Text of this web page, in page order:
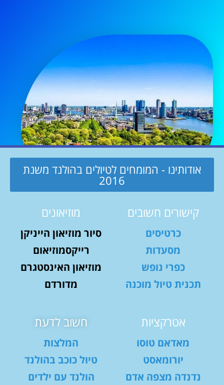
אודותינו - המומחים לטיולים בהולנד משנת
2016
קישורים חשובים
כרטיסים
מסעדות
כפרי נופש
תכנית טיול מוכנה
מוזיאונים
סיור מוזיאון הייניקן
רייקסמוזיאום
מוזיאון האינסטגרם
מדורדם
אטרקציות
מאדאם טוסו
יורומאסט
נדנדה מצפה אדם
חשוב לדעת
המלצות
טיול כוכב בהולנד
הולנד עם ילדים